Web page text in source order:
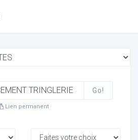
Go!
Lien permanent